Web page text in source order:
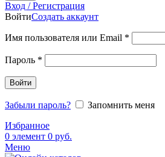
Вход / Регистрация
ВойтиСоздать аккаунт
Имя пользователя или Email *
Пароль *
Войти
Забыли пароль?
Запомнить меня
Избранное
0 элемент 0 руб.
Меню